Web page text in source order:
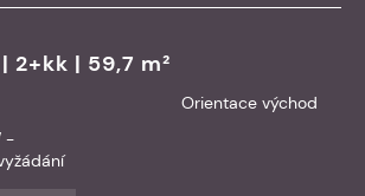
| 2+kk | 59,7 m²
Orientace východ
-